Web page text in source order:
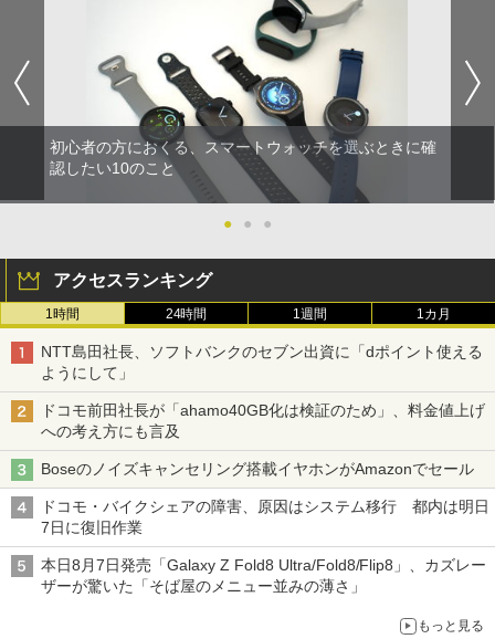
初心者の方におくる、スマートウォッチを選ぶときに確
認したい10のこと
● ● ●
アクセスランキング
1時間 24時間 1週間 1カ月
NTT島田社長、ソフトバンクのセブン出資に「dポイント使える
ようにして」
ドコモ前田社長が「ahamo40GB化は検証のため」、料金値上げ
への考え方にも言及
Boseのノイズキャンセリング搭載イヤホンがAmazonでセール
ドコモ・バイクシェアの障害、原因はシステム移行 都内は明日
7日に復旧作業
本日8月7日発売「Galaxy Z Fold8 Ultra/Fold8/Flip8」、カズレー
ザーが驚いた「そば屋のメニュー並みの薄さ」
もっと見る